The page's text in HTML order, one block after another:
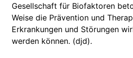
Gesellschaft für Biofaktoren
Weise die Prävention und
Erkrankungen und Störungen
werden können. (djd).